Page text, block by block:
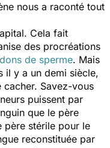
nous a raconté tout
Cela fait
des procréations
dons de sperme. Mais
il y a un demi siècle,
Savez-vous
puissent par
que le père
père stérile pour le
reconstituée par